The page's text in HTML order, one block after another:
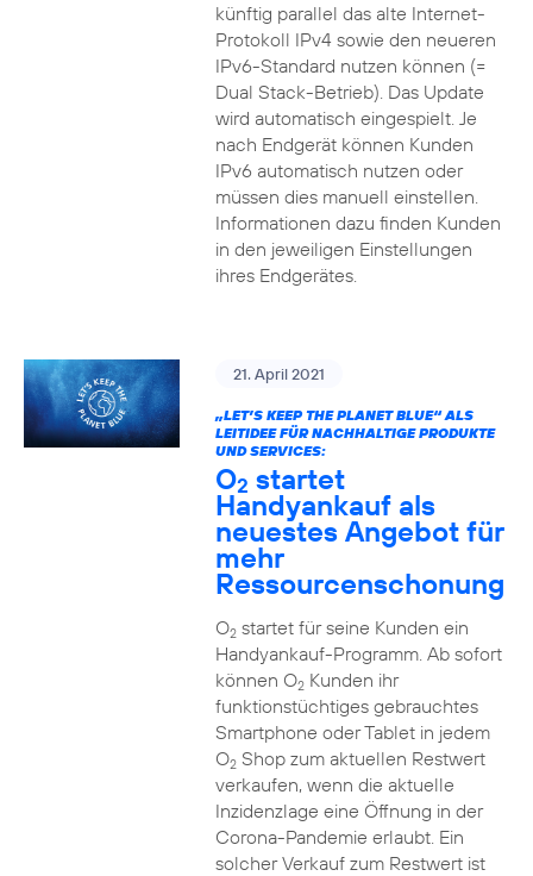
künftig parallel das alte Internet-
Protokoll IPv4 sowie den neueren
IPv6-Standard nutzen können (=
Dual Stack-Betrieb). Das Update
wird automatisch eingespielt. Je
nach Endgerät können Kunden
IPv6 automatisch nutzen oder
müssen dies manuell einstellen.
Informationen dazu finden Kunden
in den jeweiligen Einstellungen
ihres Endgerätes.
21. April 2021
„LET’S KEEP THE PLANET BLUE“ ALS
LEITIDEE FÜR NACHHALTIGE PRODUKTE
UND SERVICES:
O2 startet
Handyankauf als
neuestes Angebot für
mehr
Ressourcenschonung
O2startet für seine Kunden ein
Handyankauf-Programm. Ab sofort
können O2Kunden ihr
funktionstüchtiges gebrauchtes
Smartphone oder Tablet in jedem
O2Shop zum aktuellen Restwert
verkaufen, wenn die aktuelle
Inzidenzlage eine Öffnung in der
Corona-Pandemie erlaubt. Ein
solcher Verkauf zum Restwert ist